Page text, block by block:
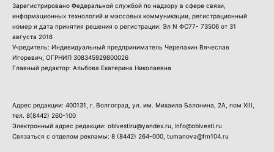
Зарегистрировано Федеральной службой по надзору в сфере связи,
информационных технологий и массовых коммуникации, регистрационный
номер и дата принятия решения о регистрации: Эл N ФС77- 73506 от 31
августа 2018
Учредитель: Индивидуальный предприниматель Черепахин Вячеслав
Игоревич, ОГРНИП 308345929800026
Главный редактор: Альбова Екатерина Николаевна
Адрес редакции: 400131, г. Волгоград, ул. им. Михаила Балонина, 2А, пом XIII,
тел. 8(8442) 260-100
Электронный адрес редакции: oblvestiru@yandex.ru, info@oblvesti.ru
Связаться с отделом рекламы: 8 (8442) 264-000 , tumanova@fm104.ru